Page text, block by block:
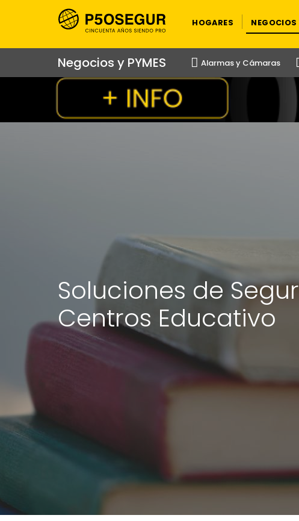
HOGARES NEGOCIOS
Negocios y PYMES Alarmas y Cámaras
Soluciones de
Centros Educativo